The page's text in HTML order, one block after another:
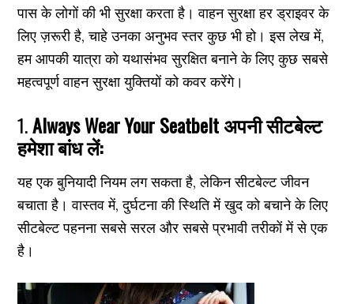
पास के लोगों की भी सुरक्षा करता है। वाहन सुरक्षा हर ड्राइवर के
लिए ज़रूरी है, चाहे उनका अनुभव स्तर कुछ भी हो। इस लेख में,
हम आपकी यात्रा को यथासंभव सुरक्षित बनाने के लिए कुछ सबसे
महत्वपूर्ण वाहन सुरक्षा युक्तियों को कवर करेंगे।
1.Always Wear Your Seatbelt अपनी सीटबेल्ट
हमेशा बांध लें:
यह एक बुनियादी नियम लग सकता है, लेकिन सीटबेल्ट जीवन
बचाता है। वास्तव में, दुर्घटना की स्थिति में खुद को बचाने के लिए
सीटबेल्ट पहनना सबसे सरल और सबसे प्रभावी तरीकों में से एक
है।